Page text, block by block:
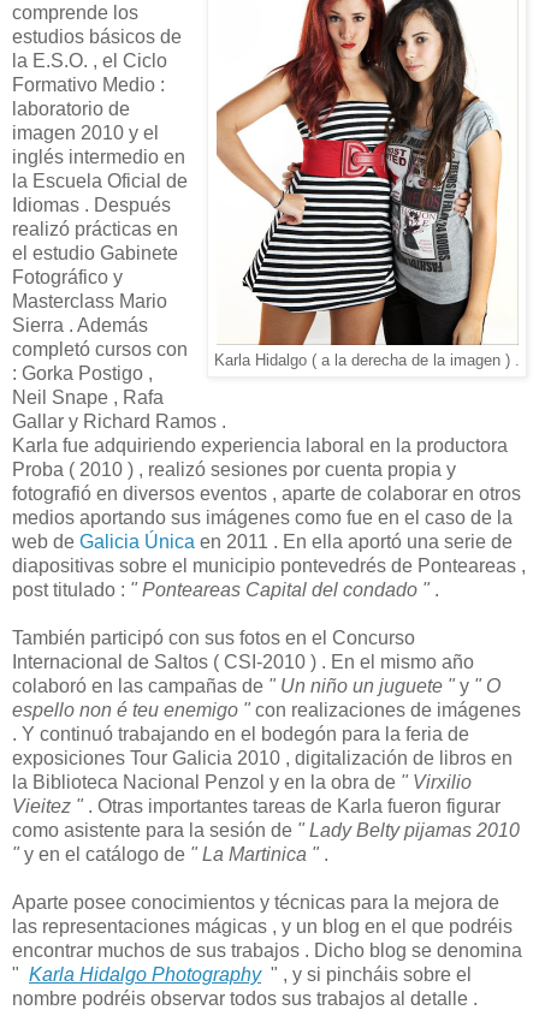
Karla Hidalgo ( a la derecha de la imagen ) .
comprende los
estudios básicos de
la E.S.O. , el Ciclo
Formativo Medio :
laboratorio de
imagen 2010 y el
inglés intermedio en
la Escuela Oficial de
Idiomas . Después
realizó prácticas en
el estudio Gabinete
Fotográfico y
Masterclass Mario
Sierra . Además
completó cursos con
: Gorka Postigo ,
Neil Snape , Rafa
Gallar y Richard Ramos .
Karla fue adquiriendo experiencia laboral en la productora
Proba ( 2010 ) , realizó sesiones por cuenta propia y
fotografió en diversos eventos , aparte de colaborar en otros
medios aportando sus imágenes como fue en el caso de la
web de Galicia Única en 2011 . En ella aportó una serie de
diapositivas sobre el municipio pontevedrés de Ponteareas ,
post titulado : " Ponteareas Capital del condado " .
También participó con sus fotos en el Concurso
Internacional de Saltos ( CSI-2010 ) . En el mismo año
colaboró en las campañas de " Un niño un juguete " y " O
espello non é teu enemigo " con realizaciones de imágenes
. Y continuó trabajando en el bodegón para la feria de
exposiciones Tour Galicia 2010 , digitalización de libros en
la Biblioteca Nacional Penzol y en la obra de " Virxilio
Vieitez " . Otras importantes tareas de Karla fueron figurar
como asistente para la sesión de " Lady Belty pijamas 2010
" y en el catálogo de " La Martinica " .
Aparte posee conocimientos y técnicas para la mejora de
las representaciones mágicas , y un blog en el que podréis
encontrar muchos de sus trabajos . Dicho blog se denomina
" Karla Hidalgo Photography " , y si pincháis sobre el
nombre podréis observar todos sus trabajos al detalle .